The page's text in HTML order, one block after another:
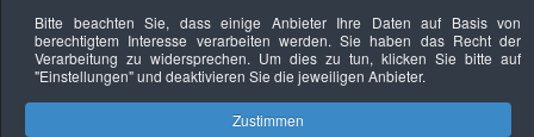
Sonntag
23. April
Keine Events an diesem Datum
Bitte beachten Sie, dass einige Anbieter Ihre Daten auf Basis von
berechtigtem Interesse verarbeiten werden. Sie haben das Recht der
Verarbeitung zu widersprechen. Um dies zu tun, klicken Sie bitte auf
"Einstellungen"und deaktivieren Sie die jeweiligen Anbieter.
Zustimmen